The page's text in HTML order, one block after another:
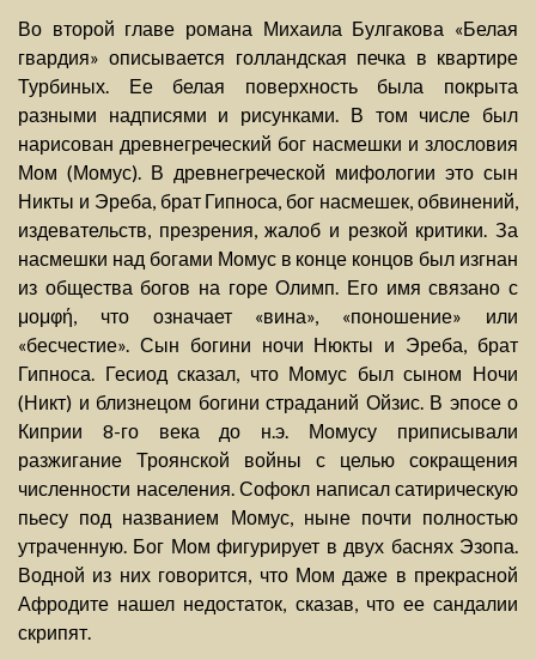
Во второй главе романа Михаила Булгакова «Белая
гвардия» описывается голландская печка в квартире
Турбиных. Ее белая поверхность была покрыта
разными надписями и рисунками. В том числе был
нарисован древнегреческий бог насмешки и злословия
Мом (Момус). В древнегреческой мифологии это сын
Никты и Эреба, брат Гипноса, бог насмешек, обвинений,
издевательств, презрения, жалоб и резкой критики. За
насмешки над богами Момус в конце концов был изгнан
из общества богов на горе Олимп. Его имя связано с
μομφή, что означает «вина», «поношение» или
«бесчестие». Сын богини ночи Нюкты и Эреба, брат
Гипноса. Гесиод сказал, что Момус был сыном Ночи
(Никт) и близнецом богини страданий Ойзис. В эпосе о
Киприи 8-го века до н.э. Момусу приписывали
разжигание Троянской войны с целью сокращения
численности населения. Софокл написал сатирическую
пьесу под названием Момус, ныне почти полностью
утраченную. Бог Мом фигурирует в двух баснях Эзопа.
Водной из них говорится, что Мом даже в прекрасной
Афродите нашел недостаток, сказав, что ее сандалии
скрипят.